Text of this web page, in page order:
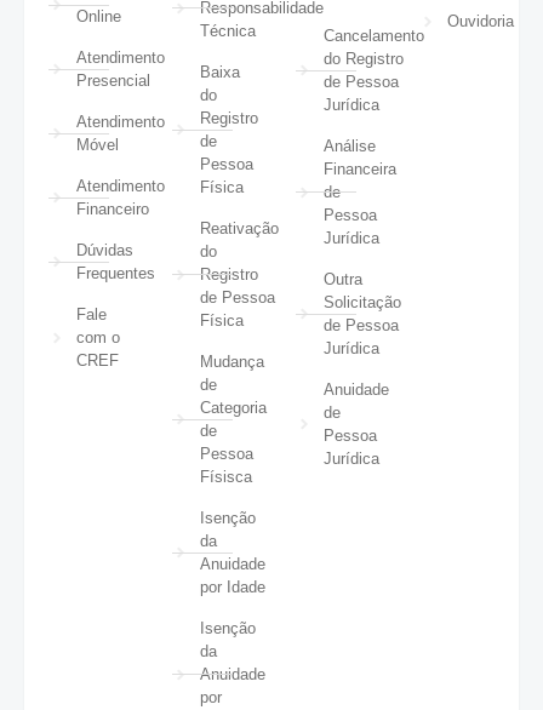
Online
Atendimento
Presencial
Atendimento
Móvel
Atendimento
Financeiro
Dúvidas
Frequentes
Fale
com o
CREF
Responsabilidade
Técnica
Baixa
do
Registro
de
Pessoa
Física
Reativação
do
Registro
de Pessoa
Física
Mudança
de
Categoria
de
Pessoa
Físisca
Isenção
da
Anuidade
por Idade
Isenção
da
Anuidade
por
Cancelamento
do Registro
de Pessoa
Jurídica
Análise
Financeira
de
Pessoa
Jurídica
Outra
Solicitação
de Pessoa
Jurídica
Anuidade
de
Pessoa
Jurídica
Ouvidoria